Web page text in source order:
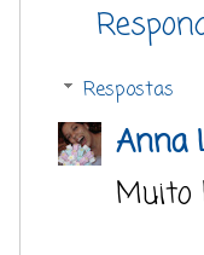
Respostas
Anna
Muito